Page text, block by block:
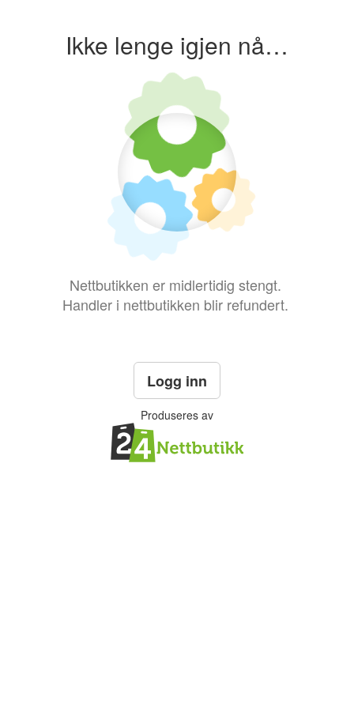
Ikke lenge igjen nå…
Nettbutikken er midlertidig stengt.
Handler i nettbutikken blir refundert.
Logg inn
Produseres av